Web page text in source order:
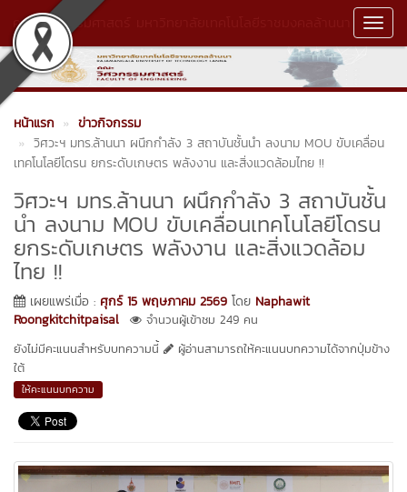
คณะวิศวกรรมศาสตร์ มหาวิทยาลัยเทคโนโลยีราชมงคลล้านนา
หน้าแรก
ข่าวกิจกรรม
วิศวะฯ มทร.ล้านนา ผนึกกำลัง 3 สถาบันชั้นนำ ลงนาม MOU ขับเคลื่อน
เทคโนโลยีโดรน ยกระดับเกษตร พลังงาน และสิ่งแวดล้อมไทย !!
วิศวะฯ มทร.ล้านนา ผนึกกำลัง 3 สถาบันชั้น
นำ ลงนาม MOU ขับเคลื่อนเทคโนโลยีโดรน
ยกระดับเกษตร พลังงาน และสิ่งแวดล้อม
ไทย !!
เผยแพร่เมื่อ : ศุกร์ 15 พฤษภาคม 2569 โดย Naphawit
Roongkitchitpaisal
จำนวนผู้เข้าชม 249 คน
ยังไม่มีคะแนนสำหรับบทความนี้
ผู้อ่านสามารถให้คะแนนบทความได้จากปุ่มข้าง
ใต้
ให้คะแนนบทความ